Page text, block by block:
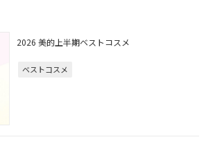
2026 美的上半期ベストコスメ
ベストコスメ